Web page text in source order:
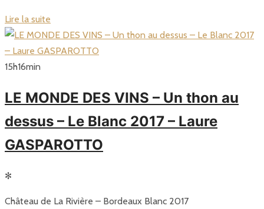
Lire la suite
15h16min
LE MONDE DES VINS – Un thon au
dessus – Le Blanc 2017 – Laure
GASPAROTTO
✻
Château de La Rivière – Bordeaux Blanc 2017